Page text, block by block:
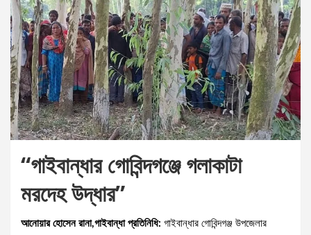
“গাইবান্ধার গোবিন্দগঞ্জে গলাকাটা
মরদেহ উদ্ধার”
আনোয়ার হোসেন রানা,গাইবান্ধা প্রতিনিধি: গাইবান্ধার গোবিন্দগঞ্জ উপজেলার